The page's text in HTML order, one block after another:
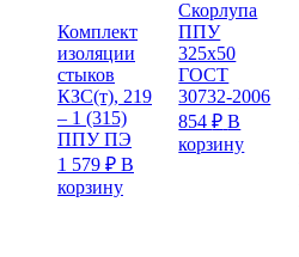
Комплект
изоляции
стыков
КЗС(т), 219
– 1 (315)
ППУ ПЭ
1 579 ₽ В
корзину
Скорлупа
ППУ
325х50
ГОСТ
30732-2006
854₽ В
корзину